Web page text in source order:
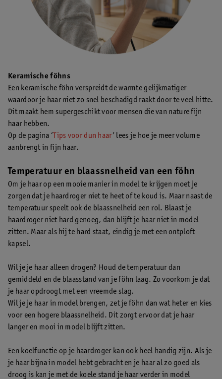
Keramische föhns
Een keramische föhn verspreidt de warmte gelijkmatiger
waardoor je haar niet zo snel beschadigd raakt door te veel hitte.
Dit maakt hem supergeschikt voor mensen die van nature fijn
haar hebben.
Op de pagina ‘Tips voor dun haar’ lees je hoe je meer volume
aanbrengt in fijn haar.
Temperatuur en blaassnelheid van een föhn
Om je haar op een mooie manier in model te krijgen moet je
zorgen dat je haardroger niet te heet of te koud is. Maar naast de
temperatuur speelt ook de blaassnelheid een rol. Blaast je
haardroger niet hard genoeg, dan blijft je haar niet in model
zitten. Maar als hij te hard staat, eindig je met een ontploft
kapsel.
Wil je je haar alleen drogen? Houd de temperatuur dan
gemiddeld en de blaasstand van je föhn laag. Zo voorkom je dat
je haar opdroogt met een vreemde slag.
Wil je je haar in model brengen, zet je föhn dan wat heter en kies
voor een hogere blaassnelheid. Dit zorgt ervoor dat je haar
langer en mooi in model blijft zitten.
Een koelfunctie op je haardroger kan ook heel handig zijn. Als je
je haar bijna in model hebt gebracht en je haar al zo goed als
droog is kan je met de koele stand je haar verder in model